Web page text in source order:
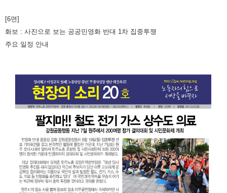
[6면]
화보 : 사진으로 보는 공공민영화 반대 1차 집중투쟁
주요 일정 안내